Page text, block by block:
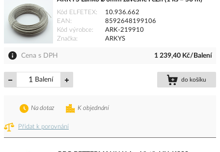
Kód ELFETEX
10.936.662
EAN
8592648199106
Kód výrobce
ARK-219910
Značka
ARKYS
Cena s DPH 1 239,40 Kč/Balení
Balení do košíku
Přidat k porovnání
K objednání
Na dotaz